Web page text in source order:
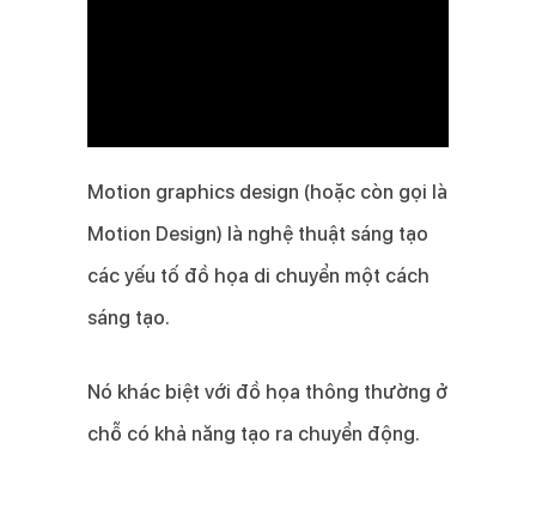
Motion graphics design (hoặc còn gọi là
Motion Design) là nghệ thuật sáng tạo
các yếu tố đồ họa di chuyển một cách
sáng tạo.
Nó khác biệt với đồ họa thông thường ở
chỗ có khả năng tạo ra chuyển động.